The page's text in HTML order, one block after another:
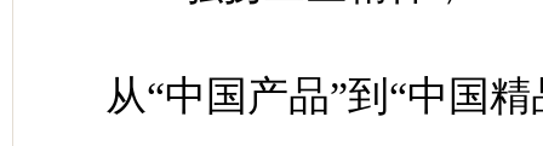
从“中国产品”到“中国精